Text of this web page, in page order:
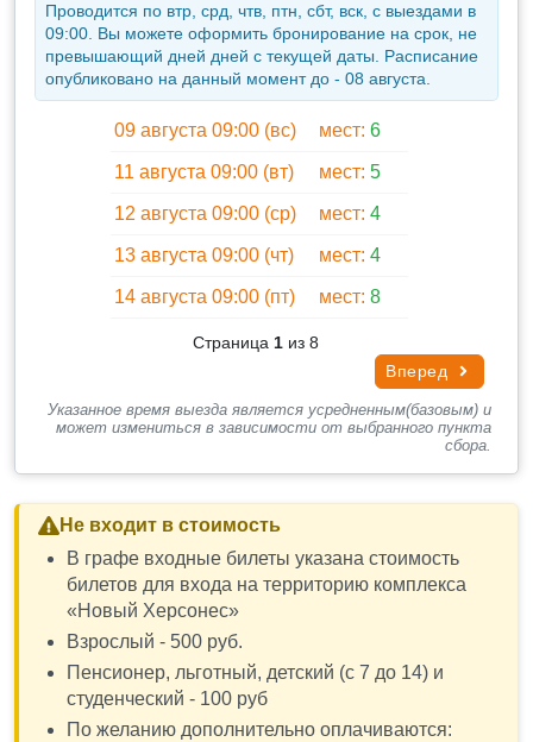
Херсонес
У вас есть 3,5-4 часа на посещение музейного
комплекса во время которого вы можете
осуществить:
✔ Прогулка по музейно-храмовому комплексу
"Новый Херсонес" (вход платный)
"Херсонес-Таврический" 5 века до н.э. Херсонес
(вход платный). Именно здесь киевский князь
Киевскую Русь в 989 году. Все православие России,
крещения в XIX веке был построен собор который
✔Садимся в автобус и направляемся в Ялту.
Проводится по втр, срд, чтв, птн, сбт, вск, с выездами в
09:00. Вы можете оформить бронирование на срок, не
превышающий дней дней с текущей даты. Расписание
опубликовано на данный момент до - 08 августа.
09 августа 09:00 (вс) мест: 6
11 августа 09:00 (вт) мест: 5
12 августа 09:00 (ср) мест: 4
13 августа 09:00 (чт) мест: 4
14 августа 09:00 (пт) мест: 8
Страница 1 из 8
Вперед
Указанное время выезда является усредненным(базовым) и
может измениться в зависимости от выбранного пункта
сбора.
Не входит в стоимость
В графе входные билеты указана стоимость
билетов для входа на территорию комплекса
«Новый Херсонес»
Взрослый - 500 руб.
Пенсионер, льготный, детский (с 7 до 14) и
студенческий - 100 руб
По желанию дополнительно оплачиваются: